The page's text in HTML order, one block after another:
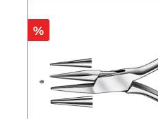
Rabatt
%